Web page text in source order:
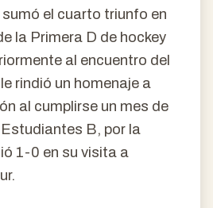
el cuarto triunfo en
la Primera D de hockey
al encuentro del
rindió un homenaje a
al cumplirse un mes de
B, por la
1-0 en su visita a